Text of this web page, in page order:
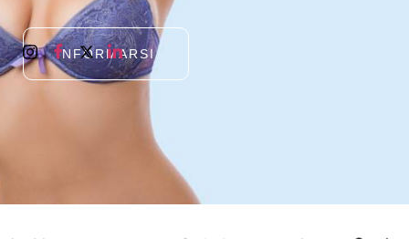
INFORMARSI